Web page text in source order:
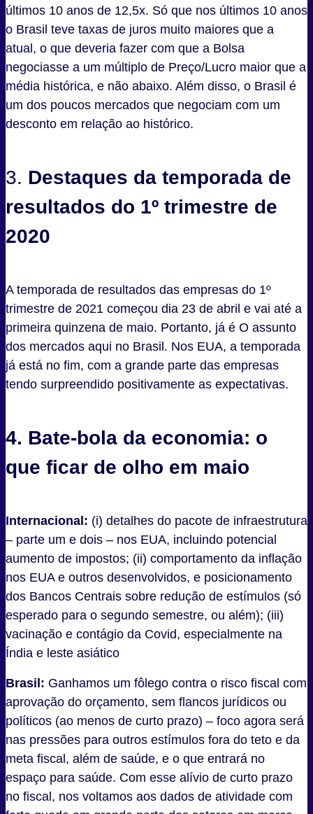
últimos 10 anos de 12,5x. Só que nos últimos 10 anos
o Brasil teve taxas de juros muito maiores que a
atual, o que deveria fazer com que a Bolsa
negociasse a um múltiplo de Preço/Lucro maior que a
média histórica, e não abaixo. Além disso, o Brasil é
um dos poucos mercados que negociam com um
desconto em relação ao histórico.
3. Destaques da temporada de
resultados do 1º trimestre de
2020
A temporada de resultados das empresas do 1º
trimestre de 2021 começou dia 23 de abril e vai até a
primeira quinzena de maio. Portanto, já é O assunto
dos mercados aqui no Brasil. Nos EUA, a temporada
já está no fim, com a grande parte das empresas
tendo surpreendido positivamente as expectativas.
4. Bate-bola da economia: o
que ficar de olho em maio
Internacional: (i) detalhes do pacote de infraestrutura
– parte um e dois – nos EUA, incluindo potencial
aumento de impostos; (ii) comportamento da inflação
nos EUA e outros desenvolvidos, e posicionamento
dos Bancos Centrais sobre redução de estímulos (só
esperado para o segundo semestre, ou além); (iii)
vacinação e contágio da Covid, especialmente na
Índia e leste asiático
Brasil: Ganhamos um fôlego contra o risco fiscal com
aprovação do orçamento, sem flancos jurídicos ou
políticos (ao menos de curto prazo) – foco agora será
nas pressões para outros estímulos fora do teto e da
meta fiscal, além de saúde, e o que entrará no
espaço para saúde. Com esse alívio de curto prazo
no fiscal, nos voltamos aos dados de atividade com